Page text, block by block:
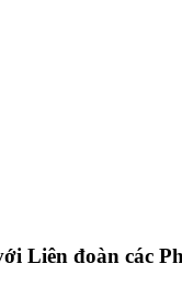
Liên đoàn các